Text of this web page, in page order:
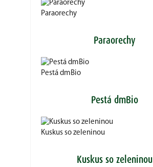
Paraorechy
Paraorechy
Pestá dmBio
Pestá dmBio
Kuskus so zeleninou
Kuskus so zeleninou